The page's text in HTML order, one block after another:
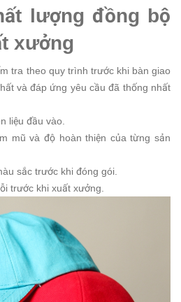
lượng đồng bộ
xưởng
tra theo quy trình trước khi bàn giao
và đáp ứng yêu cầu đã thống nhất
liệu đầu vào.
mũ và độ hoàn thiện của từng sản
sắc trước khi đóng gói.
trước khi xuất xưởng.